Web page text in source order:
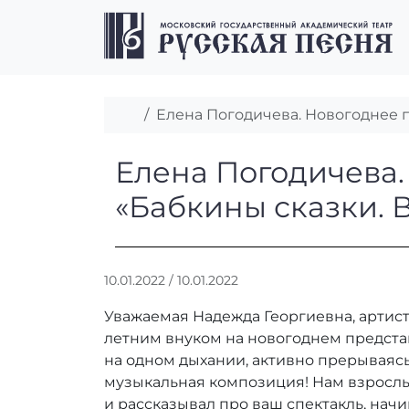
Перейти к содержимому
Перейти к футеру
Главная
Елена Погодичева. Новогоднее
Елена
Елена
«Бабкины сказки.
10.01.2022 / 10.01.2022
т
о
р
Уважаемая Надежда Георгиевна,
летним внуком на новогоднем
на одном дыхании, активно
музыкальная композиция! Нам
и рассказывал про ваш спектакль,